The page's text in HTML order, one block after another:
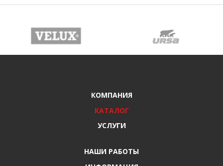
КОМПАНИЯ
КАТАЛОГ
УСЛУГИ
НАШИ РАБОТЫ